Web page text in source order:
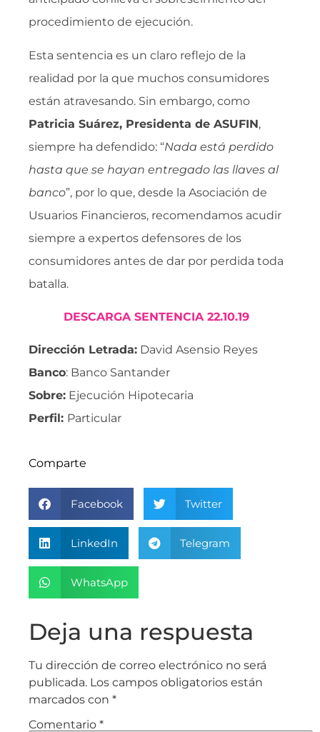
procedimiento de ejecución.
Esta sentencia es un claro reflejo de la
realidad por la que muchos consumidores
están atravesando. Sin embargo, como
Patricia Suárez, Presidenta de ASUFIN,
siempre ha defendido: “Nada está perdido
hasta que se hayan entregado las llaves al
banco”, por lo que, desde la Asociación de
Usuarios Financieros, recomendamos acudir
siempre a expertos defensores de los
consumidores antes de dar por perdida toda
batalla.
DESCARGA SENTENCIA 22.10.19
Dirección Letrada: David Asensio Reyes
Banco: Banco Santander
Sobre: Ejecución Hipotecaria
Perfil: Particular
Comparte
Facebook Twitter
LinkedIn Telegram
WhatsApp
Deja una respuesta
Tu dirección de correo electrónico no será
publicada. Los campos obligatorios están
marcados con *
Comentario *